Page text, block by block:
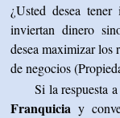
¿Usted desea
inviertan dinero
desea maximizar los
de negocios
Si la respuesta
Franquicia y